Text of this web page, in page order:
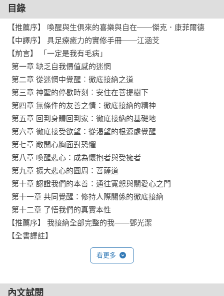
拉她自己的心路歷程，透過她提供的清晰且系統化的練習，
《全然接受這樣的我》告訴我們如何明智地訓練、培育自己，
轉化悲傷並重獲完整的人格。塔拉以慈悲與寬容，將歲月獻身
於重建人的尊嚴，她的教導既及時又實際，能夠消融生命的包
袱，讓我們脫離羞愧和自我憤恨的價值判斷。
《全然接受這樣的我》將幫助我們了解，每一個人都是佛，而
且，只要能明瞭這一點，我們就會找到內心的寧靜與圓滿。最
重要的是，《全然接受這樣的我》重新喚醒我們的佛性，也就
是每一個人與生俱來的喜樂與自在的權利。
目錄
【推薦序】 喚醒與生俱來的喜樂與自在——傑克．康菲爾德
【中譯序】 具足療癒力的實修手冊——江涵芠
【前言】 「一定是我有毛病」
【推薦序】 我接納全部完整的我——鄧光潔
【全書譯註】
看更多
內文試閱